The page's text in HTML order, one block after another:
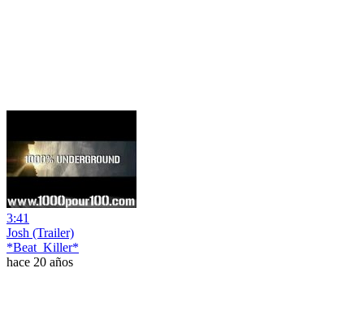
3:41
Josh (Trailer)
*Beat_Killer*
hace 20 años